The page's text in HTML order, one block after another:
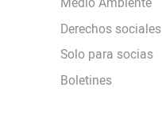
Derechos sociales
Solo para socias
Boletines